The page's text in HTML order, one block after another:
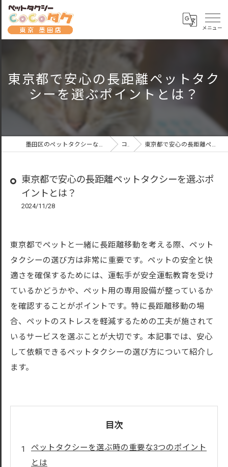
東京都で安心の長距離ペットタク
シーを選ぶポイントとは？
墨田区のペットタクシーならペットタクシーCoCoタク東京墨田店 コラム 東京都で安心の長距離ペットタクシーを選ぶポイントとは？
東京都で安心の長距離ペットタクシーを選ぶポ
イントとは？
2024/11/28
東京都でペットと一緒に長距離移動を考える際、ペット
タクシーの選び方は非常に重要です。ペットの安全と快
適さを確保するためには、運転手が安全運転教育を受け
ているかどうかや、ペット用の専用設備が整っているか
を確認することがポイントです。特に長距離移動の場
合、ペットのストレスを軽減するための工夫が施されて
いるサービスを選ぶことが大切です。本記事では、安心
して依頼できるペットタクシーの選び方について紹介し
ます。
目次
ペットタクシーを選ぶ時の重要な3つのポイント
とは